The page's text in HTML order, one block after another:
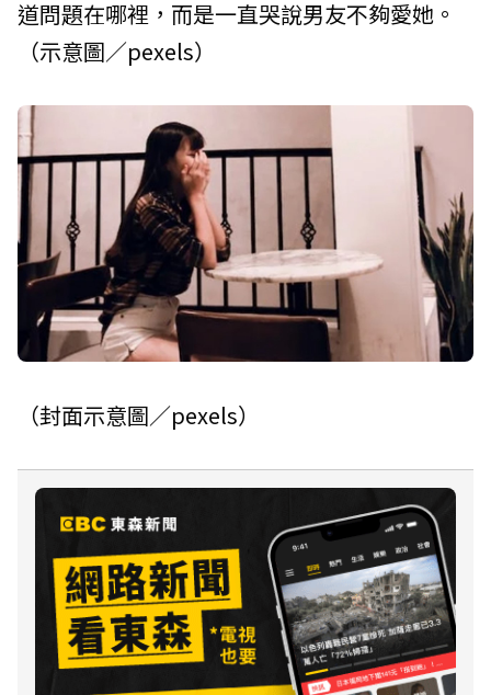
道問題在哪裡，而是一直哭說男友不夠愛她。
（示意圖／pexels）
（封面示意圖／pexels）